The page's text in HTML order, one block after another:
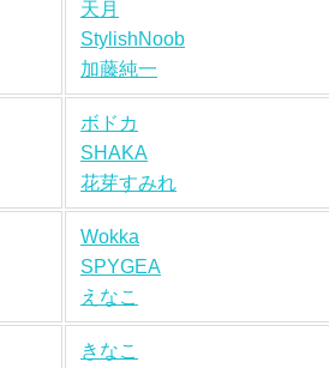
天月
StylishNoob
加藤純一
ボドカ
SHAKA
花芽すみれ
Wokka
SPYGEA
えなこ
きなこ